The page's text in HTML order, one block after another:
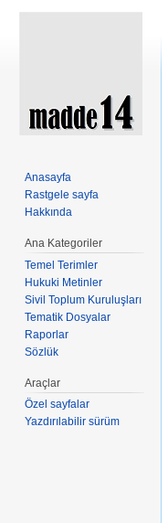
Anasayfa
Rastgele sayfa
Hakkında
Ana Kategoriler
Temel Terimler
Hukuki Metinler
Sivil Toplum Kuruluşları
Tematik Dosyalar
Raporlar
Sözlük
Araçlar
Özel sayfalar
Yazdırılabilir sürüm